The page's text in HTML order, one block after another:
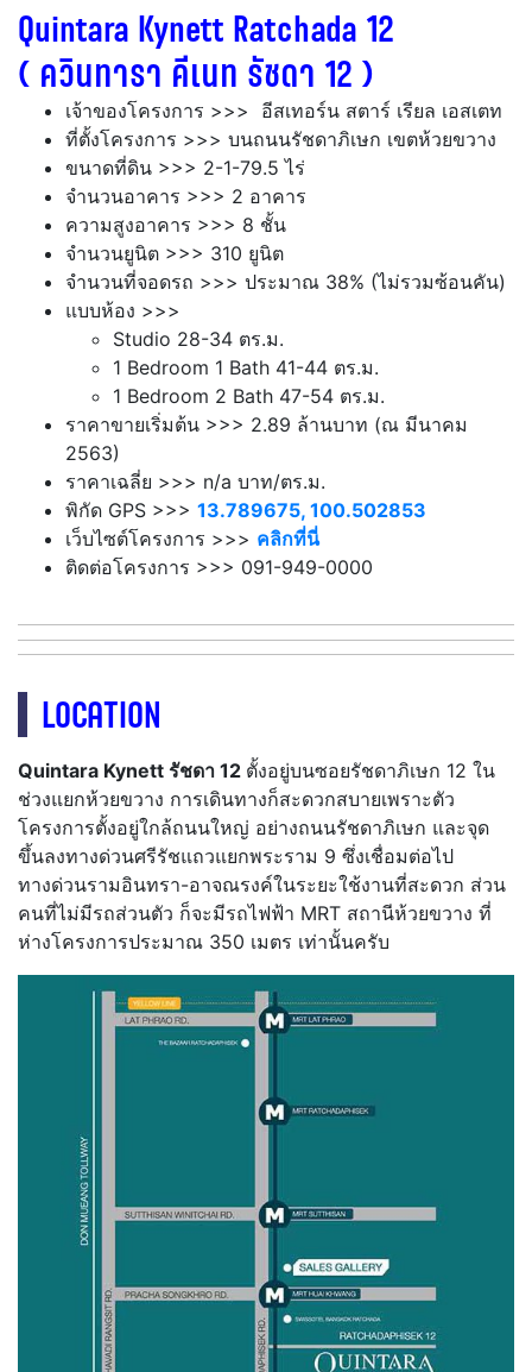
Quintara Kynett Ratchada 12
( ควินทารา คีเนท รัชดา 12)
เจ้าของโครงการ >>> อีสเทอร์น สตาร์ เรียล เอสเตท
ที่ตั้งโครงการ >>> บนถนนรัชดาภิเษก เขตห้วยขวาง
ขนาดที่ดิน >>> 2-1-79.5 ไร่
จำนวนอาคาร >>> 2 อาคาร
ความสูงอาคาร >>> 8 ชั้น
จำนวนยูนิต >>> 310 ยูนิต
จำนวนที่จอดรถ >>> ประมาณ 38% (ไม่รวมซ้อนคัน)
แบบห้อง >>>
Studio 28-34 ตร.ม.
1 Bedroom 1 Bath 41-44 ตร.ม.
1 Bedroom 2 Bath 47-54 ตร.ม.
ราคาขายเริ่มต้น >>> 2.89 ล้านบาท (ณ มีนาคม
2563)
ราคาเฉลี่ย >>> n/a บาท/ตร.ม.
พิกัด GPS >>> 13.789675, 100.502853
เว็บไซต์โครงการ >>> คลิกที่นี่
ติดต่อโครงการ >>> 091-949-0000
LOCATION
Quintara Kynett รัชดา 12 ตั้งอยู่บนซอยรัชดาภิเษก 12 ใน
ช่วงแยกห้วยขวาง การเดินทางก็สะดวกสบายเพราะตัว
โครงการตั้งอยู่ใกล้ถนนใหญ่ อย่างถนนรัชดาภิเษก และจุด
ขึ้นลงทางด่วนศรีรัชแถวแยกพระราม 9 ซึ่งเชื่อมต่อไป
ทางด่วนรามอินทรา-อาจณรงค์ในระยะใช้งานที่สะดวก ส่วน
คนที่ไม่มีรถส่วนตัว ก็จะมีรถไฟฟ้า MRT สถานีห้วยขวาง ที่
ห่างโครงการประมาณ 350 เมตร เท่านั้นครับ